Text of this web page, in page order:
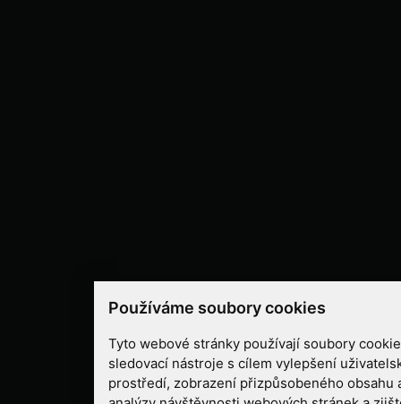
Používáme soubory cookies
Tyto webové stránky používají soubory
sledovací nástroje s cílem vylepšení
prostředí, zobrazení přizpůsobeného obsahu